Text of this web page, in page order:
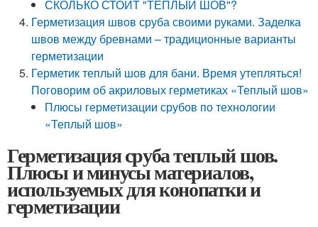
СКОЛЬКО СТОИТ "ТЕПЛЫЙ ШОВ"?
Герметизация швов сруба своими руками. Заделка
швов между бревнами – традиционные варианты
герметизации
Герметик теплый шов для бани. Время утепляться!
Поговорим об акриловых герметиках «Теплый шов»
Плюсы герметизации срубов по технологии
«Теплый шов»
Герметизация сруба теплый шов.
Плюсы и минусы материалов,
используемых для конопатки и
герметизации